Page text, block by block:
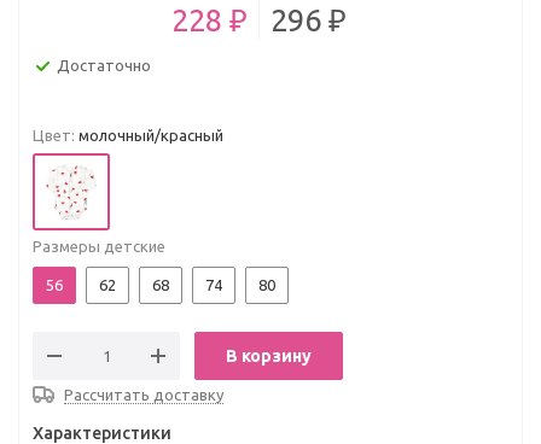
228 ₽ 296 ₽
Достаточно
Цвет: молочный/красный
Размеры детские
56 62 68 74 80
В корзину
Рассчитать доставку
Характеристики